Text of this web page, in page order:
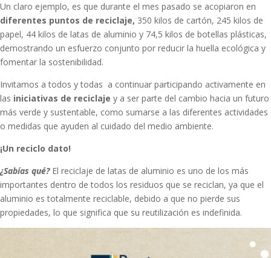
Un claro ejemplo, es que durante el mes pasado se acopiaron en
diferentes puntos de reciclaje, 350 kilos de cartón, 245 kilos de
papel, 44 kilos de latas de aluminio y 74,5 kilos de botellas plásticas,
demostrando un esfuerzo conjunto por reducir la huella ecológica y
fomentar la sostenibilidad.
Invitamos a todos y todas a continuar participando activamente en
las iniciativas de reciclaje y a ser parte del cambio hacia un futuro
más verde y sustentable, como sumarse a las diferentes actividades
o medidas que ayuden al cuidado del medio ambiente.
¡Un reciclo dato!
¿Sabías qué?El reciclaje de latas de aluminio es uno de los más
importantes dentro de todos los residuos que se reciclan, ya que el
aluminio es totalmente reciclable, debido a que no pierde sus
propiedades, lo que significa que su reutilización es indefinida.